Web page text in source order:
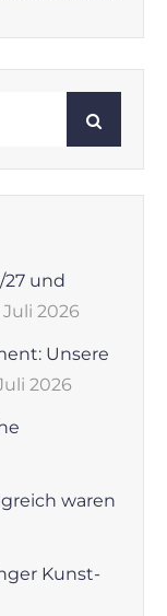
27 und
Juli 2026
Unsere
2026
waren
Kunst-